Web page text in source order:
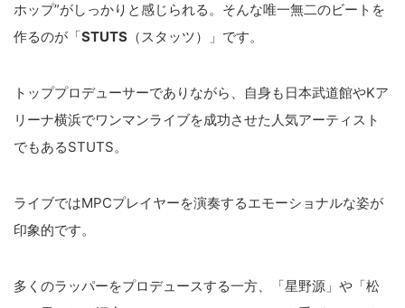
ホップ”がしっかりと感じられる。そんな唯一無二のビートを
作るのが「STUTS （スタッツ）」です。
トッププロデューサーでありながら、自身も日本武道館やKア
リーナ横浜でワンマンライブを成功させた人気アーティスト
でもあるSTUTS。
ライブではMPCプレイヤーを演奏するエモーショナルな姿が
印象的です。
多くのラッパーをプロデュースする一方、「星野源」や「松